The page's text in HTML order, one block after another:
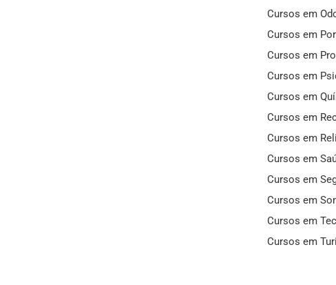
Cursos em
Cursos em
Cursos em
Cursos em
Cursos em
Cursos em
Cursos em
Cursos em
Cursos em
Cursos em
Cursos em
Cursos em